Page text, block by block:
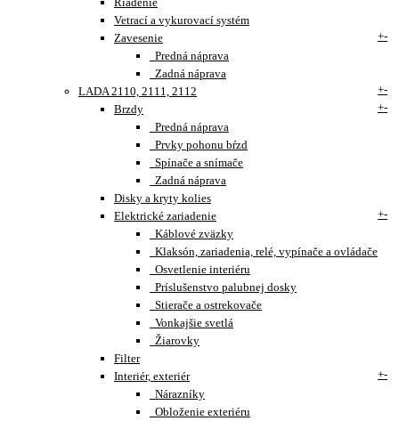
Vetrací a vykurovací systém
Zavesenie
+-
Predná náprava
Zadná náprava
LADA 2110, 2111, 2112
+-
Brzdy
+-
Predná náprava
Prvky pohonu bŕzd
Spínače a snímače
Zadná náprava
Disky a kryty kolies
Elektrické zariadenie
+-
Káblové zväzky
Klaksón, zariadenia, relé, vypínače a ovládače
Osvetlenie interiéru
Príslušenstvo palubnej dosky
Stierače a ostrekovače
Vonkajšie svetlá
Žiarovky
Filter
Interiér, exteriér
+-
Nárazníky
Obloženie exteriéru